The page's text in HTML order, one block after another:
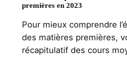
premières en 2023
Pour mieux comprendre
des matières premières,
récapitulatif des cours